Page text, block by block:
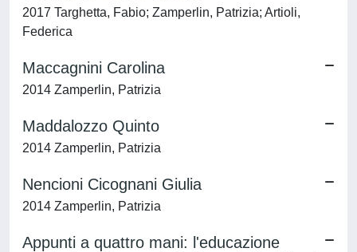
2017 Targhetta, Fabio; Zamperlin, Patrizia; Artioli,
Federica
Maccagnini Carolina
2014 Zamperlin, Patrizia
Maddalozzo Quinto
2014 Zamperlin, Patrizia
Nencioni Cicognani Giulia
2014 Zamperlin, Patrizia
Appunti a quattro mani: l'educazione